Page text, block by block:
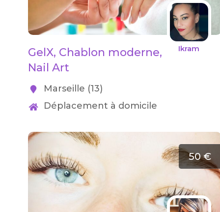
Ikram
GelX, Chablon moderne,
Nail Art
Marseille (13)
Déplacement à domicile
50 €